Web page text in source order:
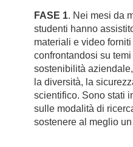
FASE 1. Nei mesi da
studenti hanno
materiali e video forniti
confrontandosi su
sostenibilità
la diversità, la
scientifico. Sono stati
sulle modalità di
sostenere al meglio